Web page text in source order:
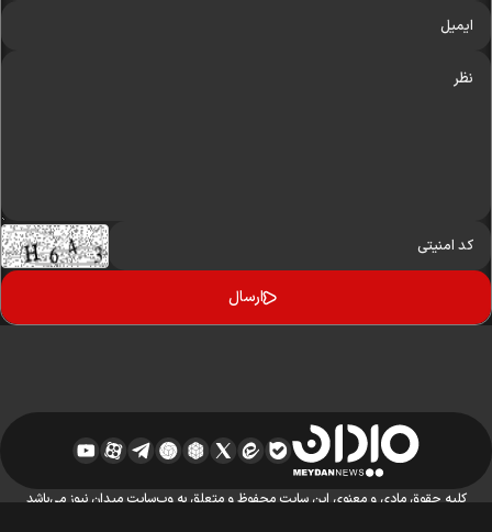
کلیه حقوق مادی و معنوی این سایت محفوظ و متعلق به وب‌سایت میدان نیوز می‌باشد